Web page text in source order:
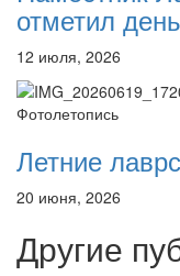
отметил
12 июля, 2026
Фотолетопись
Летние
20 июня, 2026
Другие